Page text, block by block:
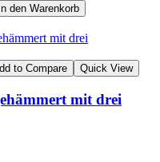
to Compare Quick View
mit drei